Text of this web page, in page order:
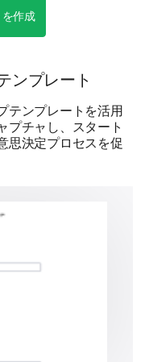
with our
satisfaction
Satisfied)
our
作成
ンプレート
テンプレートを活用
プチャし、スタート
思決定プロセスを促